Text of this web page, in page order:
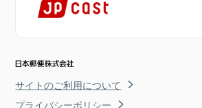
サイトのご利用について
プライバシーポリシー